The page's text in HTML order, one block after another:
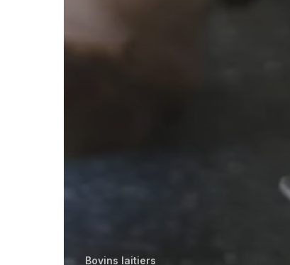
Bovins laitiers